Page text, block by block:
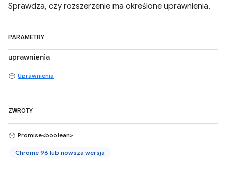
Sprawdza, czy rozszerzenie ma określone uprawnienia.
PARAMETRY
uprawnienia
Uprawnienia
ZWROTY
Promise<boolean>
Chrome 96 lub nowsza wersja